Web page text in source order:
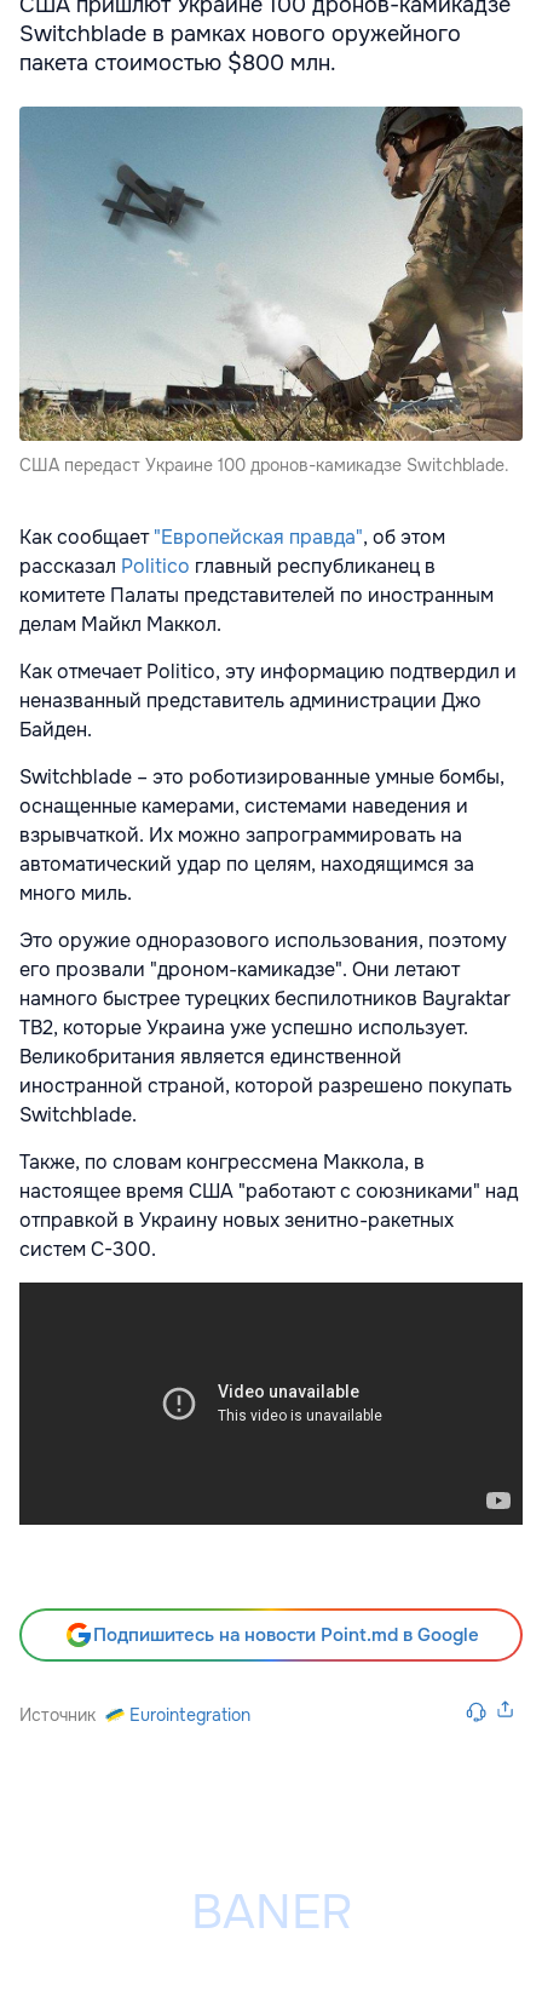
Switchblade в рамках нового оружейного
пакета стоимостью $800 млн.
США передаст Украине 100 дронов-камикадзе Switchblade.
Как сообщает"Европейская правда", об этом
рассказал Politico главный республиканец в
комитете Палаты представителей по иностранным
делам Майкл Маккол.
Как отмечает Politico, эту информацию подтвердил и
неназванный представитель администрации Джо
Байден.
Switchblade – это роботизированные умные бомбы,
оснащенные камерами, системами наведения и
взрывчаткой. Их можно запрограммировать на
автоматический удар по целям, находящимся за
много миль.
Это оружие одноразового использования, поэтому
его прозвали "дроном-камикадзе". Они летают
намного быстрее турецких беспилотников Bayraktar
TB2, которые Украина уже успешно использует.
Великобритания является единственной
иностранной страной, которой разрешено покупать
Switchblade.
Также, по словам конгрессмена Маккола, в
настоящее время США "работают с союзниками" над
отправкой в Украину новых зенитно-ракетных
систем С-300.
Подпишитесь на новости Point.md в Google
Источник Eurointegration